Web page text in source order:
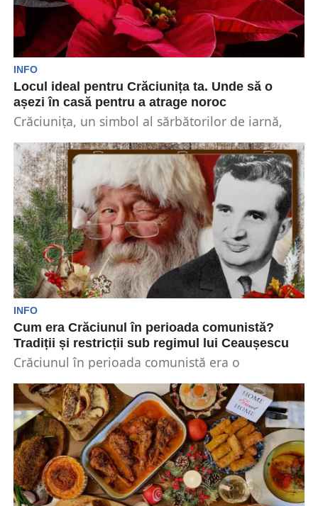
INFO
Locul ideal pentru Crăciunița ta. Unde să o
așezi în casă pentru a atrage noroc
Crăciunița, un simbol al sărbătorilor de iarnă,
înainte de...
INFO
Cum era Crăciunul în perioada comunistă?
Tradiții și restricții sub regimul lui Ceaușescu
Crăciunul în perioada comunistă era o
Regimul impunea restricții asupra...